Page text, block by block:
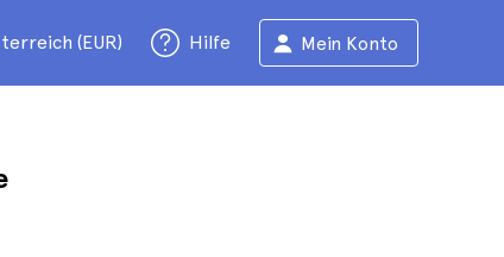
(EUR) Hilfe Mein Konto